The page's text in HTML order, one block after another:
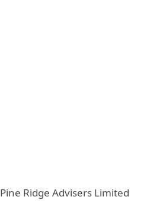
Pine Ridge Advisers Limited